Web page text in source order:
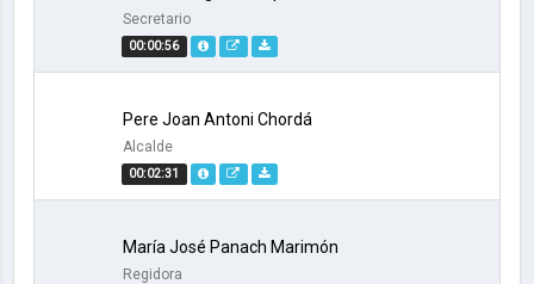
00:00:56
Secretario
00:02:31
Pere Joan Antoni Chordá
Alcalde
María José Panach Marimón
Regidora